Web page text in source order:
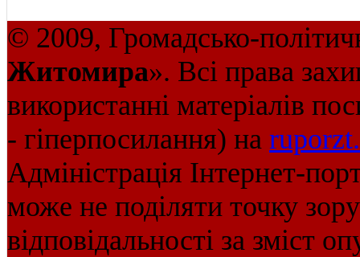
© 2009, Громадсько-
Житомира». Всі права
використанні матеріалів
- гіперпосилання) на
Адміністрація Інтернет-
може не поділяти точку
відповідальності за зміст